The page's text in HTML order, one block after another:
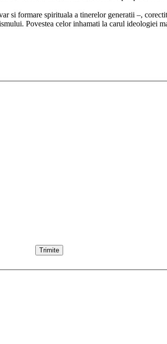
si formare spirituala a tinerelor generatii –,
Povestea celor inhamati la carul ideologiei